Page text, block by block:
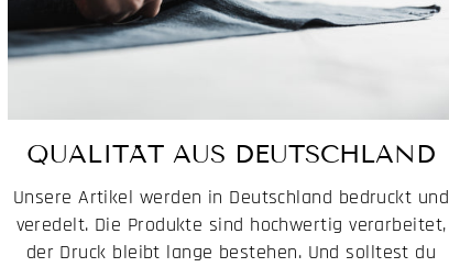
QUALITÄT AUS DEUTSCHLAND
Unsere Artikel werden in Deutschland bedruckt und
veredelt. Die Produkte sind hochwertig verarbeitet,
der Druck bleibt lange bestehen. Und solltest du